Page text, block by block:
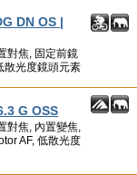
DN OS |
對焦, 固定前鏡
散光度鏡頭元素
G OSS
對焦, 內置變焦,
AF, 低散光度